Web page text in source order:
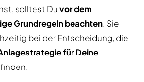
solltest Duvor dem
Grundregeln beachten. Sie
bei der Entscheidung, die
für Deine